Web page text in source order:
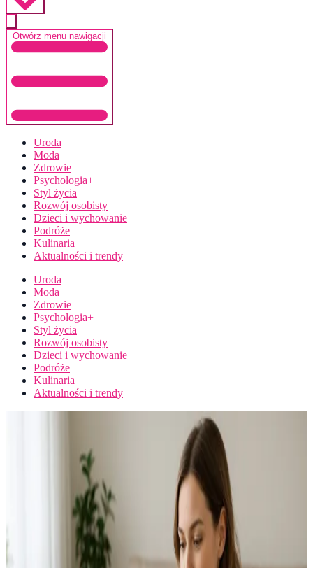
Otwórz menu nawigacji
Uroda
Moda
Zdrowie
Psychologia+
Styl życia
Rozwój osobisty
Dzieci i wychowanie
Podróże
Kulinaria
Aktualności i trendy
Uroda
Moda
Zdrowie
Psychologia+
Styl życia
Rozwój osobisty
Dzieci i wychowanie
Podróże
Kulinaria
Aktualności i trendy